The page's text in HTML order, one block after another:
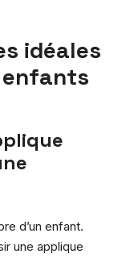
idéales
enfants
d’un enfant.
une applique